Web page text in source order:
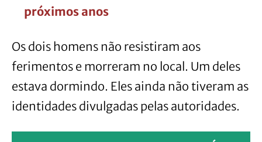
próximos anos
Os dois homens não resistiram aos
ferimentos e morreram no local. Um deles
estava dormindo. Eles ainda não tiveram as
identidades divulgadas pelas autoridades.